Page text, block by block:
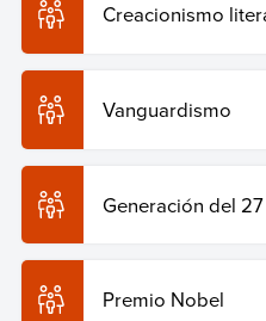
Creacionismo
Vanguardismo
Generación del 27
Premio Nobel